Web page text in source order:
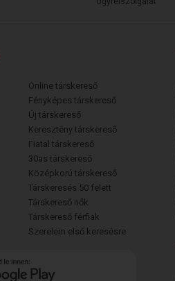
Online társkereső
Fényképes társkereső
Új társkereső
Keresztény társkereső
Fiatal társkereső
30as társkereső
Középkorú társkereső
Társkeresés 50 felett
Társkereső nők
Társkereső férfiak
Szerelem első keresésre